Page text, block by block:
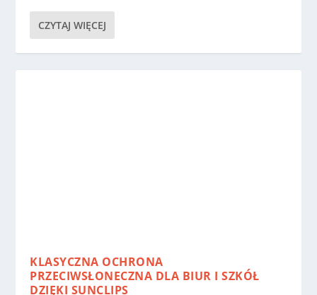
CZYTAJ WIĘCEJ
KLASYCZNA OCHRONA
PRZECIWSŁONECZNA DLA BIUR I SZKÓŁ
DZIĘKI SUNCLIPS